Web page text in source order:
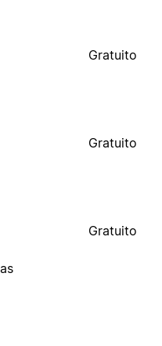
Gratuito
Gratuito
Gratuito